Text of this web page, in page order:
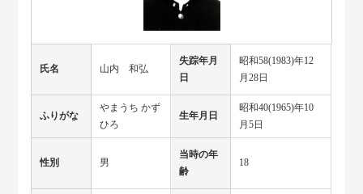
氏名 山内 和弘
失踪年月
日
昭和58(1983)年12
月28日
ふりがな
やまうち かず
ひろ
生年月日
昭和40(1965)年10
月5日
性別 男
当時の年
齢
18